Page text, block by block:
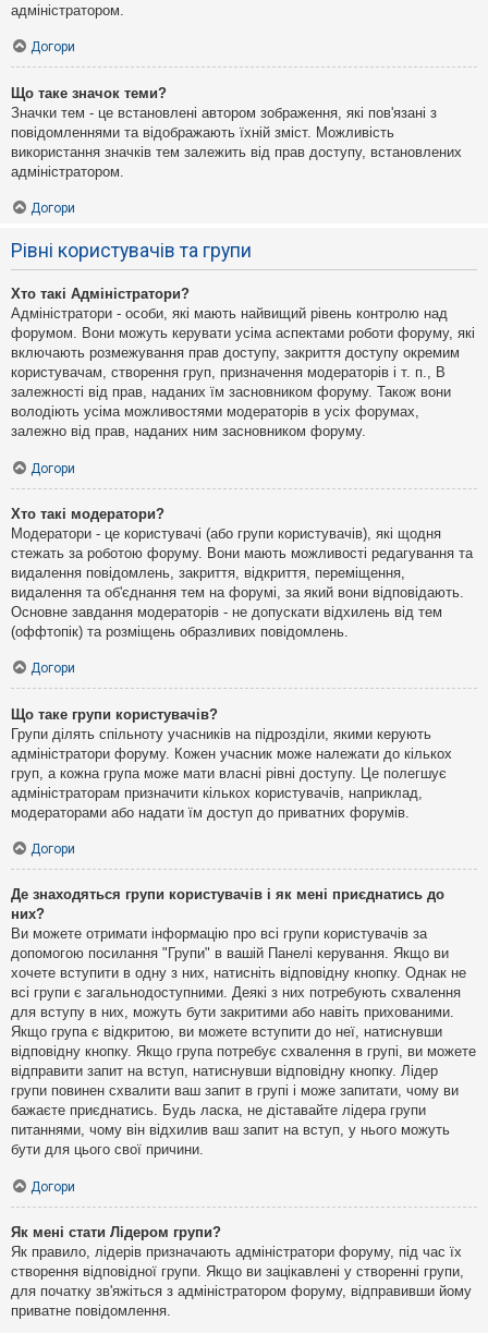
адміністратором.
Догори
Що таке значок теми?
Значки тем - це встановлені автором зображення, які пов'язані з
повідомленнями та відображають їхній зміст. Можливість
використання значків тем залежить від прав доступу, встановлених
адміністратором.
Догори
Рівні користувачів та групи
Хто такі Адміністратори?
Адміністратори - особи, які мають найвищий рівень контролю над
форумом. Вони можуть керувати усіма аспектами роботи форуму, які
включають розмежування прав доступу, закриття доступу окремим
користувачам, створення груп, призначення модераторів і т. п., В
залежності від прав, наданих їм засновником форуму. Також вони
володіють усіма можливостями модераторів в усіх форумах,
залежно від прав, наданих ним засновником форуму.
Догори
Хто такі модератори?
Модератори - це користувачі (або групи користувачів), які щодня
стежать за роботою форуму. Вони мають можливості редагування та
видалення повідомлень, закриття, відкриття, переміщення,
видалення та об'єднання тем на форумі, за який вони відповідають.
Основне завдання модераторів - не допускати відхилень від тем
(оффтопік) та розміщень образливих повідомлень.
Догори
Що таке групи користувачів?
Групи ділять спільноту учасників на підрозділи, якими керують
адміністратори форуму. Кожен учасник може належати до кількох
груп, а кожна група може мати власні рівні доступу. Це полегшує
адміністраторам призначити кількох користувачів, наприклад,
модераторами або надати їм доступ до приватних форумів.
Догори
Де знаходяться групи користувачів і як мені приєднатись до
них?
Ви можете отримати інформацію про всі групи користувачів за
допомогою посилання "Групи" в вашій Панелі керування. Якщо ви
хочете вступити в одну з них, натисніть відповідну кнопку. Однак не
всі групи є загальнодоступними. Деякі з них потребують схвалення
для вступу в них, можуть бути закритими або навіть прихованими.
Якщо група є відкритою, ви можете вступити до неї, натиснувши
відповідну кнопку. Якщо група потребує схвалення в групі, ви можете
відправити запит на вступ, натиснувши відповідну кнопку. Лідер
групи повинен схвалити ваш запит в групі і може запитати, чому ви
бажаєте приєднатись. Будь ласка, не діставайте лідера групи
питаннями, чому він відхилив ваш запит на вступ, у нього можуть
бути для цього свої причини.
Догори
Як мені стати Лідером групи?
Як правило, лідерів призначають адміністратори форуму, під час їх
створення відповідної групи. Якщо ви зацікавлені у створенні групи,
для початку зв'яжіться з адміністратором форуму, відправивши йому
приватне повідомлення.